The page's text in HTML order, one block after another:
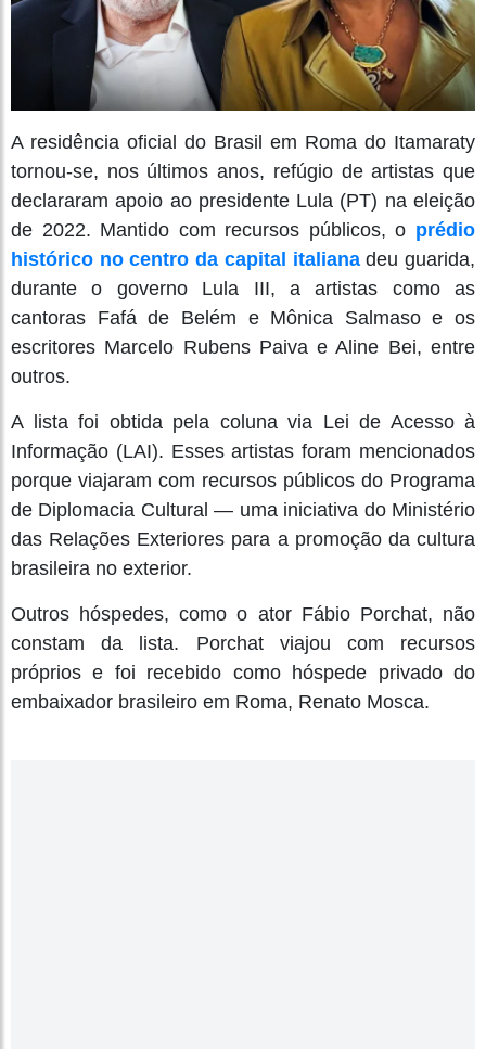
A residência oficial do Brasil em Roma do Itamaraty
tornou-se, nos últimos anos, refúgio de artistas que
declararam apoio ao presidente Lula (PT) na eleição
de 2022. Mantido com recursos públicos, o prédio
histórico no centro da capital italianadeu guarida,
durante o governo Lula III, a artistas como as
cantoras Fafá de Belém e Mônica Salmaso e os
escritores Marcelo Rubens Paiva e Aline Bei, entre
outros.
A lista foi obtida pela coluna via Lei de Acesso à
Informação (LAI). Esses artistas foram mencionados
porque viajaram com recursos públicos do Programa
de Diplomacia Cultural — uma iniciativa do Ministério
das Relações Exteriores para a promoção da cultura
brasileira no exterior.
Outros hóspedes, como o ator Fábio Porchat, não
constam da lista. Porchat viajou com recursos
próprios e foi recebido como hóspede privado do
embaixador brasileiro em Roma, Renato Mosca.